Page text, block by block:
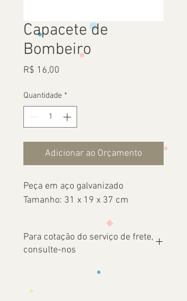
Capacete de
Bombeiro
R$ 16,00
Quantidade *
Adicionar ao Orçamento
Peça em aço galvanizado
Tamanho: 31 x 19 x 37 cm
Para cotação do serviço de frete,
consulte-nos